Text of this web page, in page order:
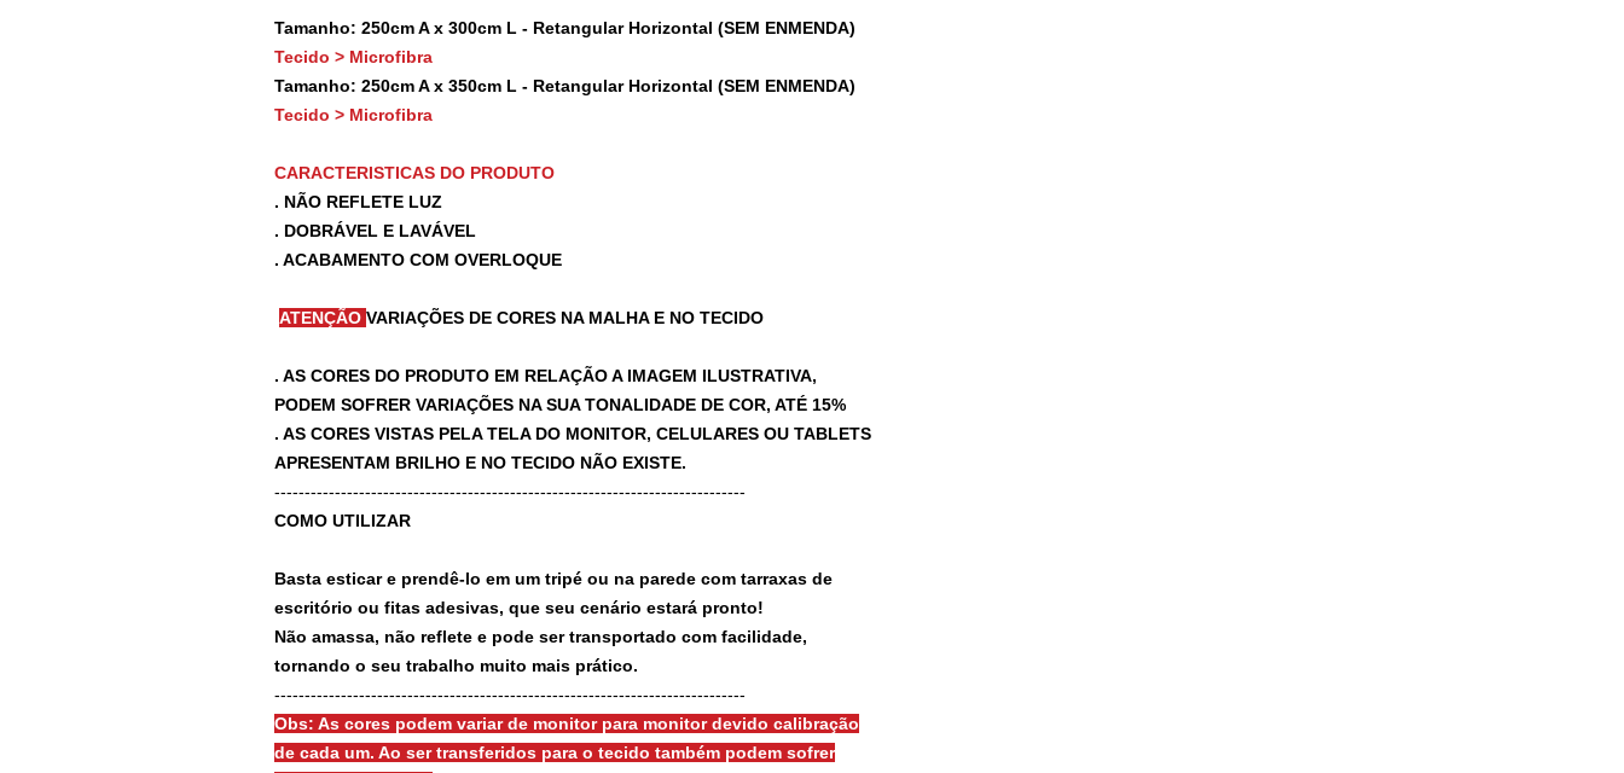
Tamanho: 250cm A x 300cm L - Retangular Horizontal (SEM ENMENDA)
Tecido > Microfibra
Tamanho: 250cm A x 350cm L - Retangular Horizontal (SEM ENMENDA)
Tecido > Microfibra
CARACTERISTICAS DO PRODUTO
. NÃO REFLETE LUZ
. DOBRÁVEL E LAVÁVEL
. ACABAMENTO COM OVERLOQUE
ATENÇÃO VARIAÇÕES DE CORES NA MALHA E NO TECIDO
. AS CORES DO PRODUTO EM RELAÇÃO A IMAGEM ILUSTRATIVA,
PODEM SOFRER VARIAÇÕES NA SUA TONALIDADE DE COR, ATÉ 15%
. AS CORES VISTAS PELA TELA DO MONITOR, CELULARES OU TABLETS
APRESENTAM BRILHO E NO TECIDO NÃO EXISTE.
------------------------------------------------------------------------------
COMO UTILIZAR
Basta esticar e prendê-lo em um tripé ou na parede com tarraxas de
escritório ou fitas adesivas, que seu cenário estará pronto!
Não amassa, não reflete e pode ser transportado com facilidade,
tornando o seu trabalho muito mais prático.
------------------------------------------------------------------------------
Obs: As cores podem variar de monitor para monitor devido calibração
de cada um. Ao ser transferidos para o tecido também podem sofrer